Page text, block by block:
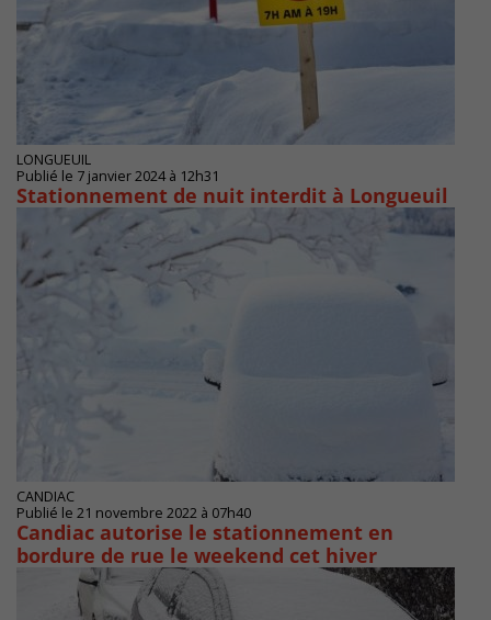
LONGUEUIL
Publié le 7 janvier 2024 à 12h31
Stationnement de nuit interdit à Longueuil
CANDIAC
Publié le 21 novembre 2022 à 07h40
Candiac autorise le stationnement en
bordure de rue le weekend cet hiver